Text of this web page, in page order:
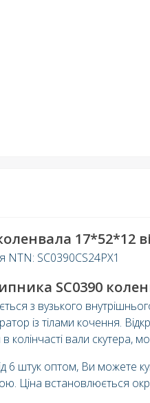
17*52*12
SC0390CS24PX1
SC0390
з вузького
із тілами кочення.
колінчасті вали скутера,
6 штук оптом, Ви можете
Ціна встановлюється